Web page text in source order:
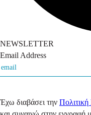
NEWSLETTER
Email Address
Έχω διαβάσει την